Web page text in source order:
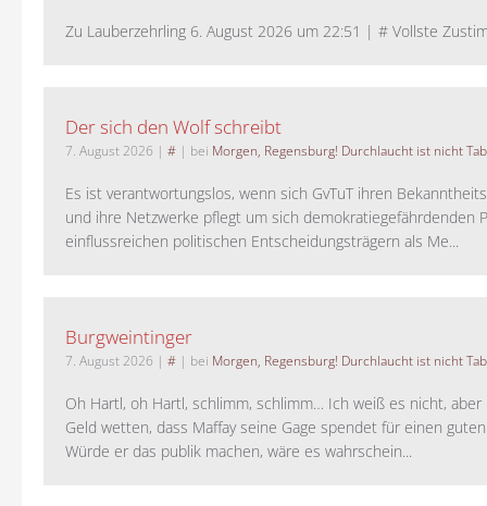
Zu Lauberzehrling 6. August 2026 um 22:51 | # Vollste
Der sich den Wolf schreibt
7. August 2026 | # | bei Morgen, Regensburg! Durchlaucht ist nicht
Es ist verantwortungslos, wenn sich GvTuT ihren
und ihre Netzwerke pflegt um sich demokratiegefährdenden
einflussreichen politischen Entscheidungsträgern als Me...
Burgweintinger
7. August 2026 | # | bei Morgen, Regensburg! Durchlaucht ist nicht
Oh Hartl, oh Hartl, schlimm, schlimm… Ich weiß es nicht, aber
Geld wetten, dass Maffay seine Gage spendet für einen
Würde er das publik machen, wäre es wahrschein...